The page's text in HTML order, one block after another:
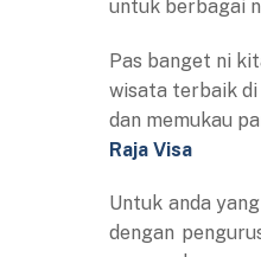
untuk berbagai
Pas banget ni
wisata terbaik di
dan memukau
Raja Visa
Untuk anda
dengan